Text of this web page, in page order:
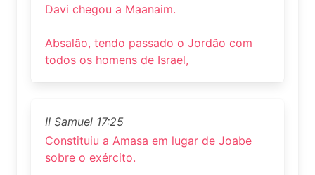
Davi chegou a Maanaim.
Absalão, tendo passado o Jordão com
todos os homens de Israel,
II Samuel 17:25
Constituiu a Amasa em lugar de Joabe
sobre o exército.